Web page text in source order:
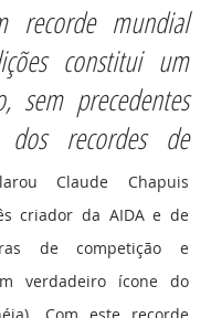
recorde mundial
constitui um
sem precedentes
recordes de
Claude Chapuis
criador da AIDA e de
de competição e
verdadeiro ícone do